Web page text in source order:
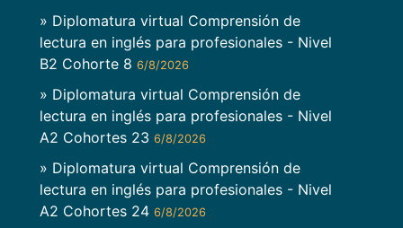
» Diplomatura virtual Comprensión de
lectura en inglés para profesionales - Nivel
B2 Cohorte 8 6/8/2026
» Diplomatura virtual Comprensión de
lectura en inglés para profesionales - Nivel
A2 Cohortes 23 6/8/2026
» Diplomatura virtual Comprensión de
lectura en inglés para profesionales - Nivel
A2 Cohortes 24 6/8/2026